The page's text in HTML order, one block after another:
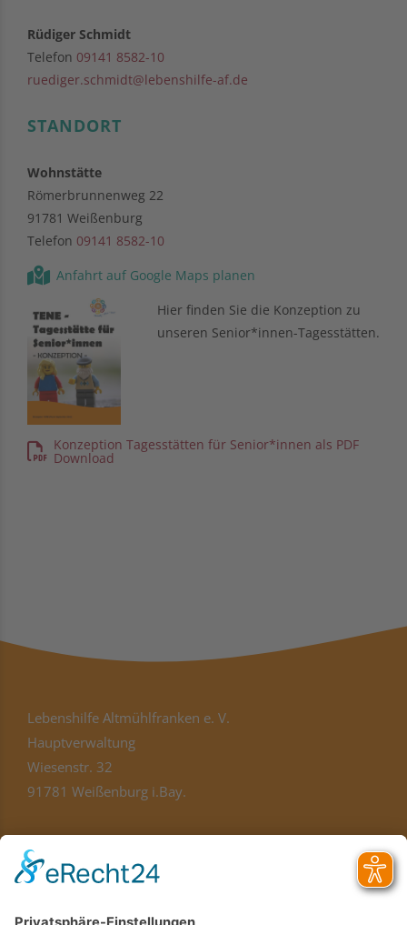
Rüdiger Schmidt
Telefon 09141 8582-10
ruediger.schmidt@lebenshilfe-af.de
STANDORT
Wohnstätte
Römerbrunnenweg 22
91781 Weißenburg
Telefon 09141 8582-10
Anfahrt auf Google Maps planen
Hier finden Sie die Konzeption zu
unseren Senior*innen-Tagesstätten.
Konzeption Tagesstätten für Senior*innen als PDF
Download
Lebenshilfe Altmühlfranken e. V.
Hauptverwaltung
Wiesenstr. 32
91781 Weißenburg i.Bay.
hauptverwaltung@lebenshilfe-af.de
Telefon09141 8321-100